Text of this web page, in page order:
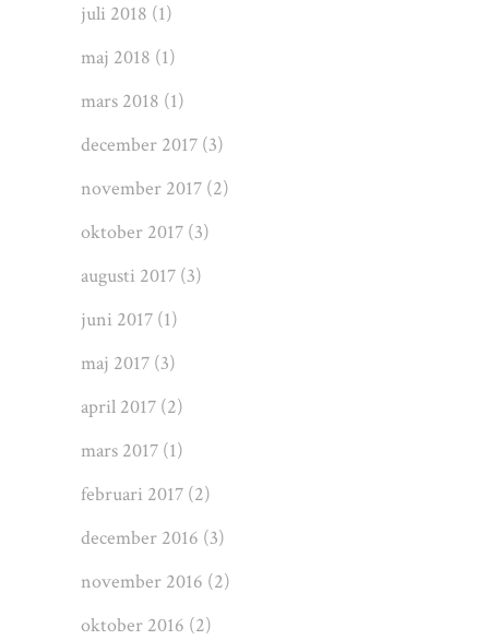
juli 2018 (1)
maj 2018 (1)
mars 2018 (1)
december 2017 (3)
november 2017 (2)
oktober 2017 (3)
augusti 2017 (3)
juni 2017 (1)
maj 2017 (3)
april 2017 (2)
mars 2017 (1)
februari 2017 (2)
december 2016 (3)
november 2016 (2)
oktober 2016 (2)